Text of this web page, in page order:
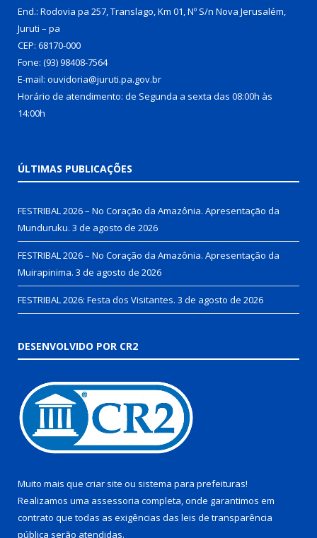
End.: Rodovia pa 257, Translago, Km 01, Nº S/n Nova Jerusalém,
Juruti – pa
CEP: 68170-000
Fone: (93) 98408-7564
E-mail: ouvidoria@juruti.pa.gov.br
Horário de atendimento: de Segunda a sexta das 08:00h às
14:00h
ÚLTIMAS PUBLICAÇÕES
FESTRIBAL 2026 – No Coração da Amazônia. Apresentação da
Munduruku. 3 de agosto de 2026
FESTRIBAL 2026 – No Coração da Amazônia. Apresentação da
Muirapinima. 3 de agosto de 2026
FESTRIBAL 2026: Festa dos Visitantes. 3 de agosto de 2026
DESENVOLVIDO POR CR2
Muito mais que criar site ou sistema para prefeituras!
Realizamos uma assessoria completa, onde garantimos em
contrato que todas as exigências das leis de transparência
pública serão atendidas.